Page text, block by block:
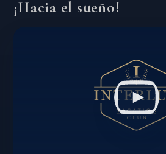
¡Hacia el sueño!